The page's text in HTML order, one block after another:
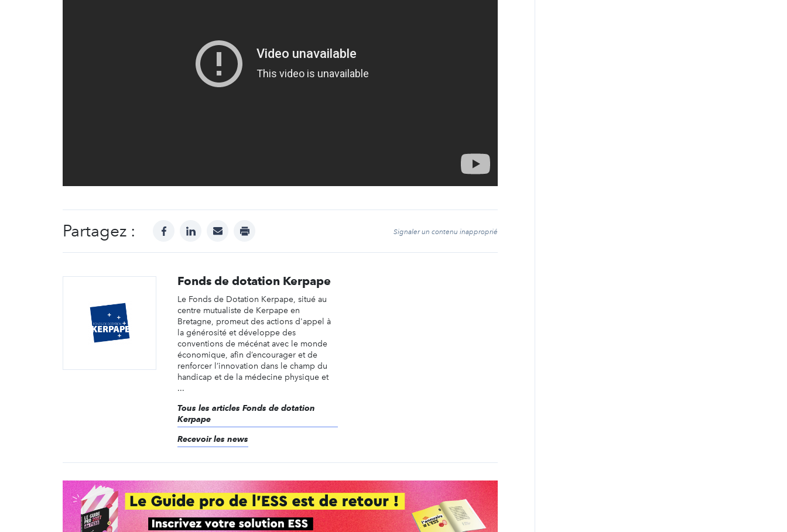
Partagez : facebooklinkedinmail print Signaler un contenu inapproprié
Fonds de dotation Kerpape
Le Fonds de Dotation Kerpape, situé au
centre mutualiste de Kerpape en
Bretagne, promeut des actions d'appel à
la générosité et développe des
conventions de mécénat avec le monde
économique, afin d’encourager et de
renforcer l’innovation dans le champ du
handicap et de la médecine physique et
...
Tous les articles Fonds de dotation
Kerpape
Recevoir les news